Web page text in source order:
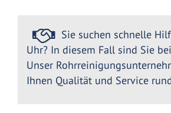
Sie suchen schnelle
Uhr? In diesem Fall sind Sie
Unser
Ihnen Qualität und Service